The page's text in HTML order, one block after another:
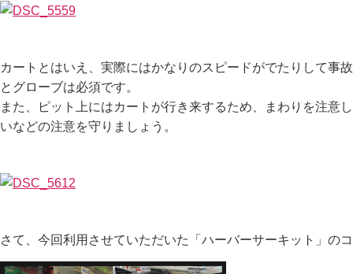
カートとはいえ、実際にはかなりのスピードがでたりして事
とグローブは必須です。
また、ピット上にはカートが行き来するため、まわりを注意
いなどの注意を守りましょう。
さて、今回利用させていただいた「ハーバーサーキット」の